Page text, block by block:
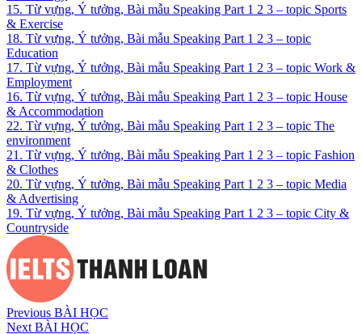
15. Từ vựng, Ý tưởng, Bài mẫu Speaking Part 1 2 3 – topic Sports
& Exercise
18. Từ vựng, Ý tưởng, Bài mẫu Speaking Part 1 2 3 – topic
Education
17. Từ vựng, Ý tưởng, Bài mẫu Speaking Part 1 2 3 – topic Work &
Employment
16. Từ vựng, Ý tưởng, Bài mẫu Speaking Part 1 2 3 – topic House
& Accommodation
22. Từ vựng, Ý tưởng, Bài mẫu Speaking Part 1 2 3 – topic The
environment
21. Từ vựng, Ý tưởng, Bài mẫu Speaking Part 1 2 3 – topic Fashion
& Clothes
20. Từ vựng, Ý tưởng, Bài mẫu Speaking Part 1 2 3 – topic Media
& Advertising
19. Từ vựng, Ý tưởng, Bài mẫu Speaking Part 1 2 3 – topic City &
Countryside
Previous BÀI HỌC
Next BÀI HỌC